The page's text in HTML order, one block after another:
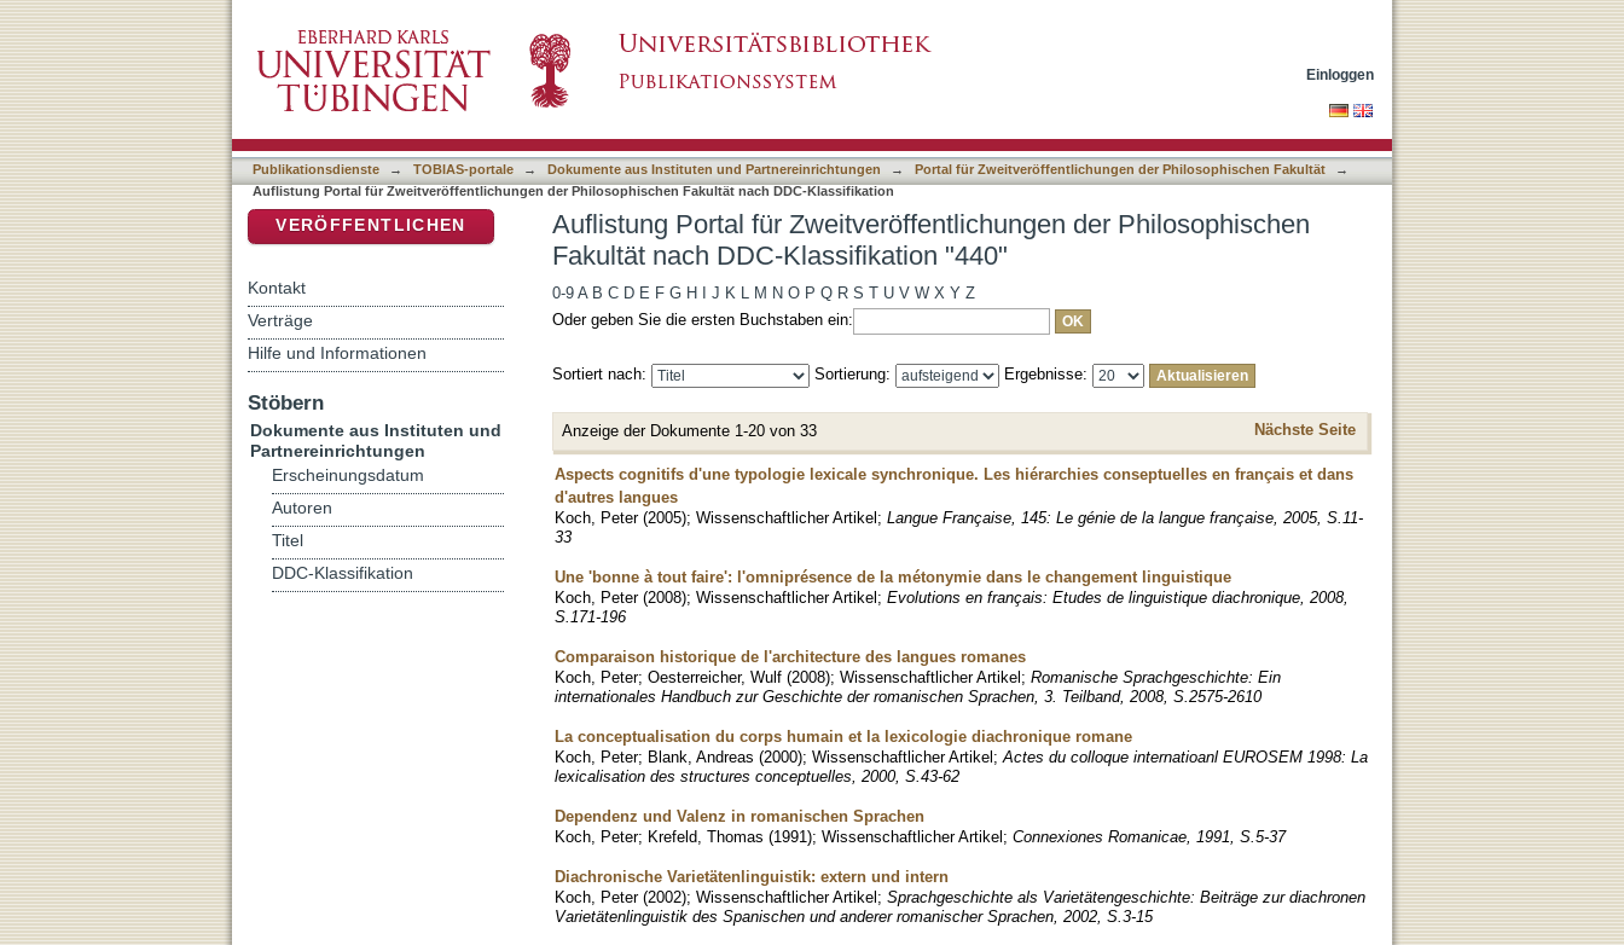
Klassifikation "440"
Einloggen
Publikationsdienste → TOBIAS-portale → Dokumente aus Instituten und Partnereinrichtungen → Portal für Zweitveröffentlichungen der Philosophischen Fakultät
→
Auflistung Portal für Zweitveröffentlichungen der Philosophischen Fakultät nach DDC-Klassifikation
Auflistung Portal für Zweitveröffentlichungen der Philosophischen
Fakultät nach DDC-Klassifikation "440"
0-9 A B C D E F G H J K L M N O P Q R S T U V W X Y Z
Oder geben Sie die ersten Buchstaben ein:
Sortiert nach: Sortierung: Ergebnisse:
Anzeige der Dokumente 1-20 von 33 Nächste Seite
Aspects cognitifs d'une typologie lexicale synchronique. Les hiérarchies conseptuelles en français et dans
d'autres langues
Koch, Peter (2005); Wissenschaftlicher Artikel; Langue Française, 145: Le génie de la langue française, 2005, S.11-
33
Une 'bonne à tout faire': l'omniprésence de la métonymie dans le changement linguistique
Koch, Peter (2008); Wissenschaftlicher Artikel; Evolutions en français: Etudes de linguistique diachronique, 2008,
S.171-196
Comparaison historique de l'architecture des langues romanes
Koch, Peter; Oesterreicher, Wulf (2008); Wissenschaftlicher Artikel; Romanische Sprachgeschichte: Ein
internationales Handbuch zur Geschichte der romanischen Sprachen, 3. Teilband, 2008, S.2575-2610
La conceptualisation du corps humain et la lexicologie diachronique romane
Koch, Peter; Blank, Andreas (2000); Wissenschaftlicher Artikel; Actes du colloque internatioanl EUROSEM 1998: La
lexicalisation des structures conceptuelles, 2000, S.43-62
Dependenz und Valenz in romanischen Sprachen
Koch, Peter; Krefeld, Thomas (1991); Wissenschaftlicher Artikel; Connexiones Romanicae, 1991, S.5-37
Diachronische Varietätenlinguistik: extern und intern
Koch, Peter (2002); Wissenschaftlicher Artikel; Sprachgeschichte als Varietätengeschichte: Beiträge zur diachronen
Varietätenlinguistik des Spanischen und anderer romanischer Sprachen, 2002, S.3-15
VERÖFFENTLICHEN
Kontakt
Verträge
Hilfe und Informationen
Stöbern
Dokumente aus Instituten und
Partnereinrichtungen
Erscheinungsdatum
Autoren
Titel
DDC-Klassifikation